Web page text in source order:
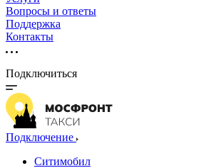
Вопросы и ответы
Поддержка
Контакты
Подключиться
Подключение
Ситимобил